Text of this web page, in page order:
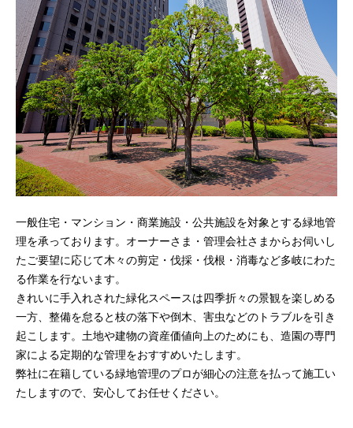
一般住宅・マンション・商業施設・公共施設を対象とする緑地管
理を承っております。オーナーさま・管理会社さまからお伺いし
たご要望に応じて木々の剪定・伐採・伐根・消毒など多岐にわた
る作業を行ないます。
きれいに手入れされた緑化スペースは四季折々の景観を楽しめる
一方、整備を怠ると枝の落下や倒木、害虫などのトラブルを引き
起こします。土地や建物の資産価値向上のためにも、造園の専門
家による定期的な管理をおすすめいたします。
弊社に在籍している緑地管理のプロが細心の注意を払って施工い
たしますので、安心してお任せください。